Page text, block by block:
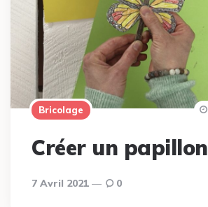
Bricolage
Créer un papillon
7 Avril 2021 0